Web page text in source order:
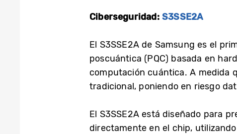
Ciberseguridad: S3SSE2A
El S3SSE2A de Samsung es el
poscuántica (PQC) basada en
computación cuántica. A medida
tradicional, poniendo en riesgo
El S3SSE2A está diseñado para
directamente en el chip,